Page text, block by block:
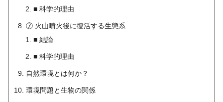
■ 科学的理由
⑦ 火山噴火後に復活する生態系
■ 結論
■ 科学的理由
自然環境とは何か？
環境問題と生物の関係